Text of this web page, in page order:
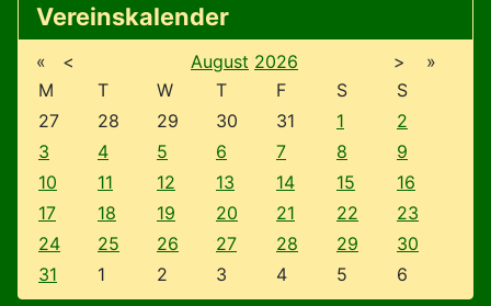
Vereinskalender
« < August 2026 >
»
M
T W T F S
S
27
28 29 30 31 1
2
3
4 5 6 7 8
9
10
11 12 13 14 15
16
17
18 19 20 21 22
23
24
25 26 27 28 29
30
31
1 2 3 4 5 6